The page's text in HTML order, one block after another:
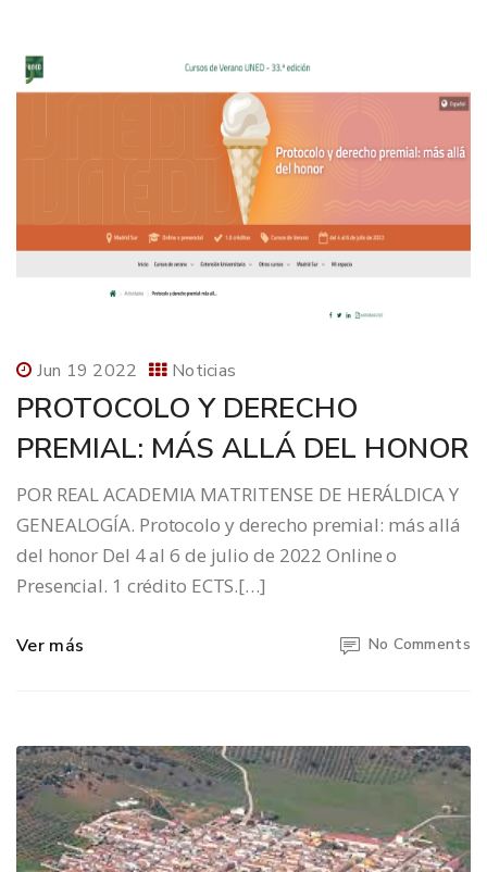
Jun 19 2022 Noticias
PROTOCOLO Y DERECHO
PREMIAL: MÁS ALLÁ DEL HONOR
POR REAL ACADEMIA MATRITENSE DE HERÁLDICA Y
GENEALOGÍA. Protocolo y derecho premial: más allá
del honor Del 4 al 6 de julio de 2022 Online o
Presencial. 1 crédito ECTS.[…]
Ver más No Comments